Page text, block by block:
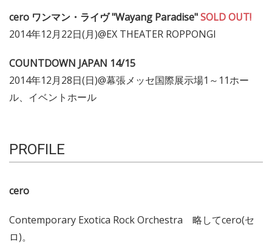
cero ワンマン・ライヴ "Wayang Paradise"SOLD OUT!
2014年12月22日(月)@EX THEATER ROPPONGI
COUNTDOWN JAPAN 14/15
2014年12月28日(日)@幕張メッセ国際展示場1～11ホー
ル、イベントホール
PROFILE
cero
Contemporary Exotica Rock Orchestra 略してcero(セ
ロ)。